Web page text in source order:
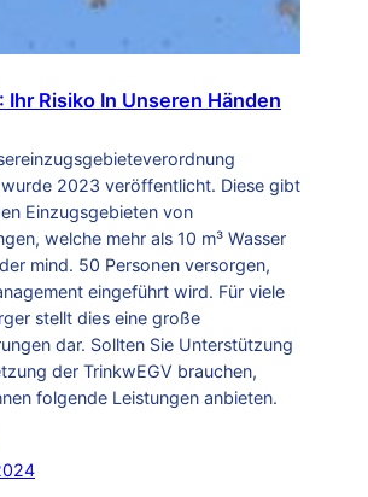
Ihr Risiko In Unseren Händen
2023 veröffentlicht. Diese gibt
Einzugsgebieten von
welche mehr als 10 m³ Wasser
mind. 50 Personen versorgen,
eingeführt wird. Für viele
stellt dies eine große
dar. Sollten Sie Unterstützung
der TrinkwEGV brauchen,
folgende Leistungen anbieten.